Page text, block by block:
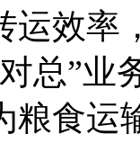
运效率
总”业
粮食